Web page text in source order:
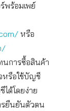
พร้อมเพย์
หรือ
นการซื้อสินค้า
หรือใช้บัญชี
ด้โดยง่าย
รยืนยันตัวตน